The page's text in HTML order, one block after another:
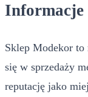
Informacje
Sklep Modekor
się w sprzedaży
reputację jako